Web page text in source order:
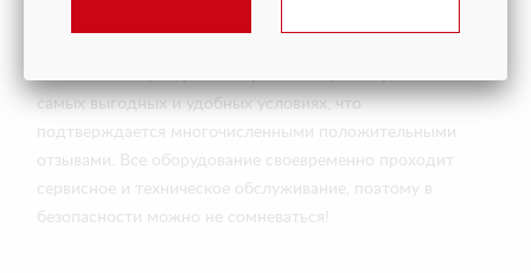
самых выгодных и удобных условиях, что
подтверждается многочисленными положительными
отзывами. Все оборудование своевременно проходит
сервисное и техническое обслуживание, поэтому в
безопасности можно не сомневаться!